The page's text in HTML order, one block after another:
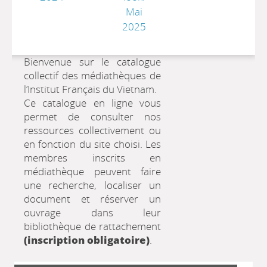
Mai
2025
Bienvenue sur le catalogue
collectif des médiathèques de
l’Institut Français du Vietnam.
Ce catalogue en ligne vous
permet de consulter nos
ressources collectivement ou
en fonction du site choisi. Les
membres inscrits en
médiathèque peuvent faire
une recherche, localiser un
document et réserver un
ouvrage dans leur
bibliothèque de rattachement
(inscription obligatoire).